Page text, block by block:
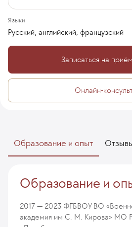
Языки
Русский, английский, французский
Записаться на приём
Онлайн-
Образование и опыт
Образование и
2017 — 2023 ФГБВОУ ВО
академия им С. М. Кирова» МО